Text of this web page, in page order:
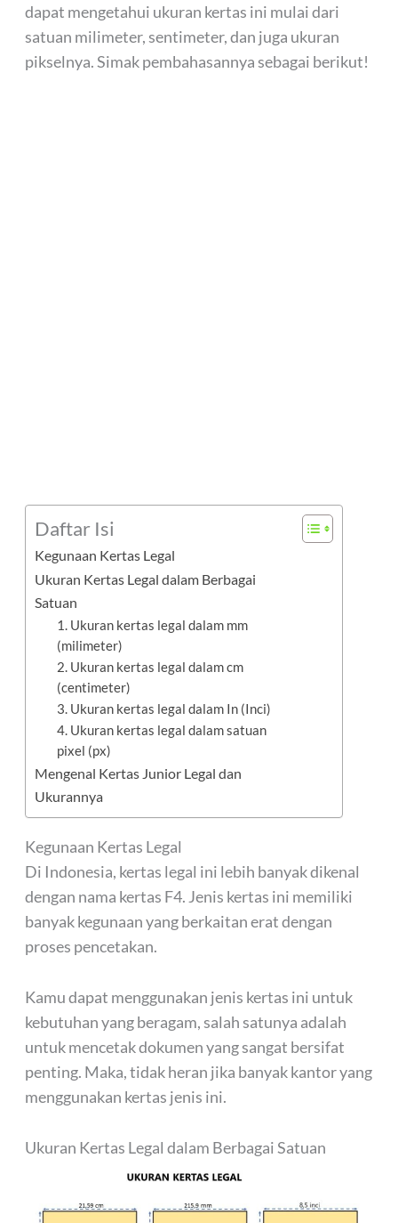
dapat mengetahui ukuran kertas ini mulai dari
satuan milimeter, sentimeter, dan juga ukuran
pikselnya. Simak pembahasannya sebagai berikut!
Daftar Isi
Kegunaan Kertas Legal
Ukuran Kertas Legal dalam Berbagai
Satuan
1. Ukuran kertas legal dalam mm
(milimeter)
2. Ukuran kertas legal dalam cm
(centimeter)
3. Ukuran kertas legal dalam In (Inci)
4. Ukuran kertas legal dalam satuan
pixel (px)
Mengenal Kertas Junior Legal dan
Ukurannya
Kegunaan Kertas Legal
Di Indonesia, kertas legal ini lebih banyak dikenal
dengan nama kertas F4. Jenis kertas ini memiliki
banyak kegunaan yang berkaitan erat dengan
proses pencetakan.
Kamu dapat menggunakan jenis kertas ini untuk
kebutuhan yang beragam, salah satunya adalah
untuk mencetak dokumen yang sangat bersifat
penting. Maka, tidak heran jika banyak kantor yang
menggunakan kertas jenis ini.
Ukuran Kertas Legal dalam Berbagai Satuan